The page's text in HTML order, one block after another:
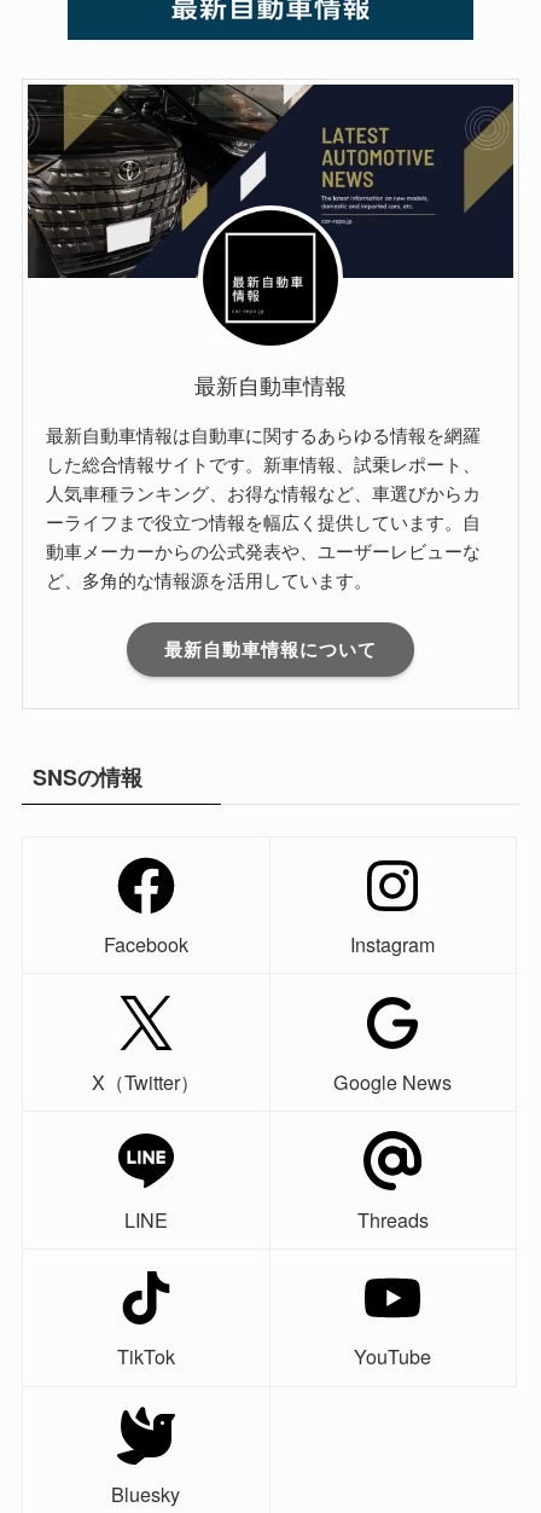
最新自動車情報
最新自動車情報は自動車に関するあらゆる情報を網羅
した総合情報サイトです。新車情報、試乗レポート、
人気車種ランキング、お得な情報など、車選びからカ
ーライフまで役立つ情報を幅広く提供しています。自
動車メーカーからの公式発表や、ユーザーレビューな
ど、多角的な情報源を活用しています。
最新自動車情報について
SNSの情報
Facebook Instagram
X（Twitter） Google News
LINE Threads
TikTok YouTube
Bluesky